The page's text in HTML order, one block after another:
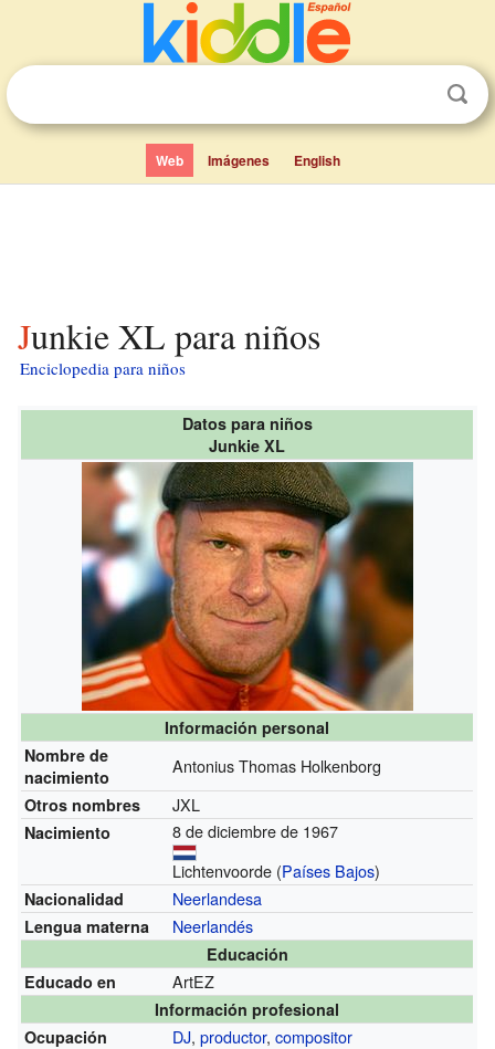
Web Imágenes English
Junkie XL para niños
Enciclopedia para niños
Datos para niños
Junkie XL
Información personal
Nombre de
nacimiento
Antonius Thomas Holkenborg
Otros nombres JXL
Nacimiento
8 de diciembre de 1967
Lichtenvoorde (Países Bajos)
Nacionalidad Neerlandesa
Lengua materna Neerlandés
Educación
Educado en
ArtEZ
Información profesional
Ocupación
DJ,productor,compositor